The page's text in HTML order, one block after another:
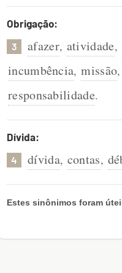
Obrigação:
3 afazer, atividade,
incumbência, missão,
responsabilidade.
Dívida:
4 dívida, contas,
Estes sinônimos foram
Existem sinônimos